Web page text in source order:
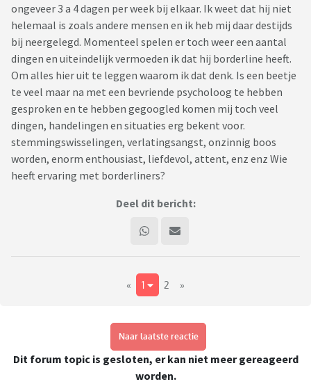
ongeveer 3 a 4 dagen per week bij elkaar. Ik weet dat hij niet
helemaal is zoals andere mensen en ik heb mij daar destijds
bij neergelegd. Momenteel spelen er toch weer een aantal
dingen en uiteindelijk vermoeden ik dat hij borderline heeft.
Om alles hier uit te leggen waarom ik dat denk. Is een beetje
te veel maar na met een bevriende psycholoog te hebben
gesproken en te hebben gegoogled komen mij toch veel
dingen, handelingen en situaties erg bekent voor.
stemmingswisselingen, verlatingsangst, onzinnig boos
worden, enorm enthousiast, liefdevol, attent, enz enz Wie
heeft ervaring met borderliners?
Deel dit bericht:
« 1 2 »
Naar laatste reactie
Dit forum topic is gesloten, er kan niet meer gereageerd
worden.